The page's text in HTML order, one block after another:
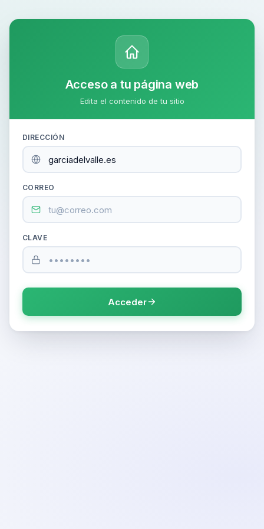
Acceso a tu página web
Edita el contenido de tu sitio
DIRECCIÓN
CORREO
CLAVE
Acceder